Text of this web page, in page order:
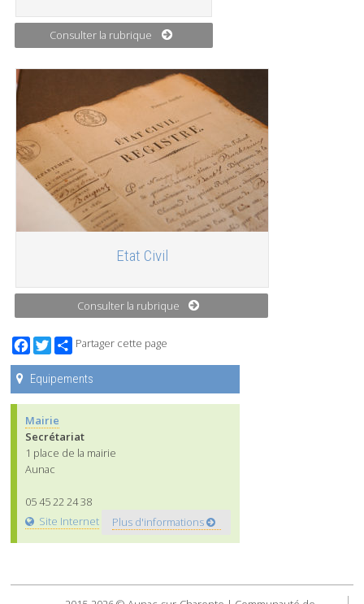
Consulter la rubrique
Etat Civil
Consulter la rubrique
Facebook
TwitterPartager cette page
Equipements
Mairie
Secrétariat
1 place de la mairie
Aunac
05 45 22 24 38
Site Internet
Plus d'informations